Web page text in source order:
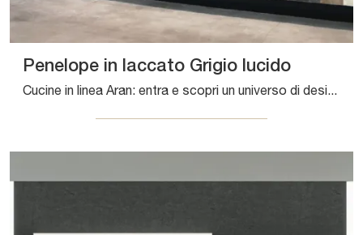
Penelope in laccato Grigio lucido
Cucine in linea Aran: entra e scopri un universo di design e contenuto estetico! La cucina Penelope in laccato Grigio lucido ti attende.